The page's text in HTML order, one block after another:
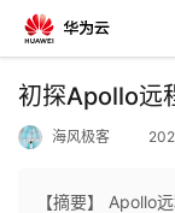
返
初探Apollo远
海风极客
【摘要】 Apollo